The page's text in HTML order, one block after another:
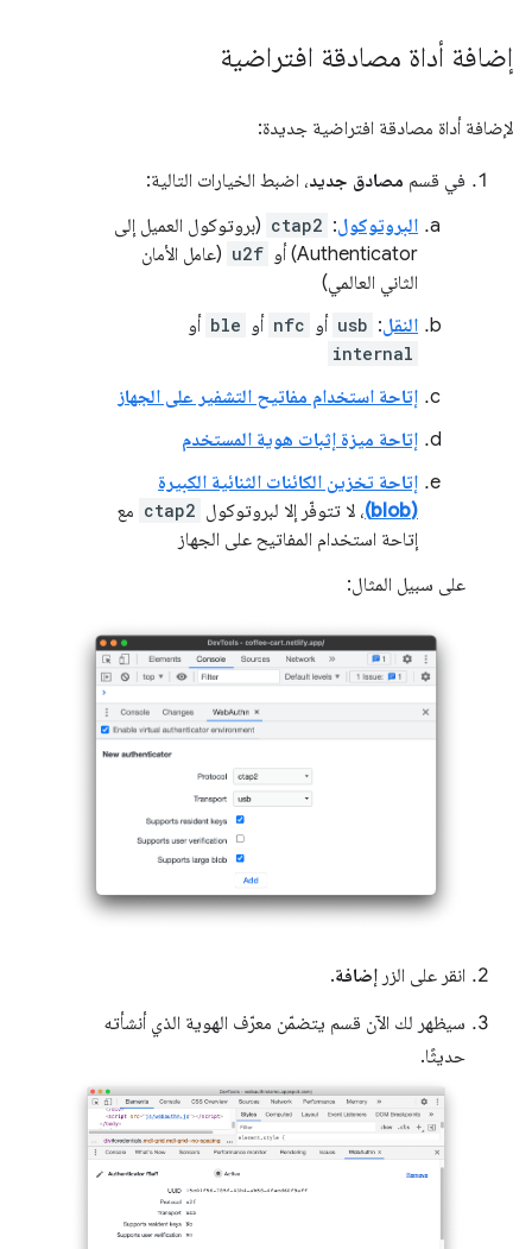
إضافة أداة مصادقة افتراضية
لإضافة أداة مصادقة افتراضية جديدة:
في قسم مصادق جديد، اضبط الخيارات التالية:
البروتوكول:
ctap2 (بروتوكول العميل إلى
Authenticator) أو
u2f (عامل الأمان
الثاني العالمي)
النقل:
usb أو nfc أو ble أو
internal
إتاحة استخدام مفاتيح التشفير على الجهاز
إتاحة ميزة إثبات هوية المستخدم
إتاحة تخزين الكائنات الثنائية الكبيرة
(blob)
، لا تتوفّر إلا لبروتوكول ctap2 مع
إتاحة استخدام المفاتيح على الجهاز
على سبيل المثال:
انقر على الزر إضافة.
سيظهر لك الآن قسم يتضمّن معرّف الهوية الذي أنشأته
حديثًا.